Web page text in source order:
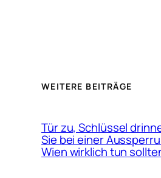
WEITERE BEITRÄGE
Tür zu, Schlüssel
Sie bei einer
Wien wirklich tun